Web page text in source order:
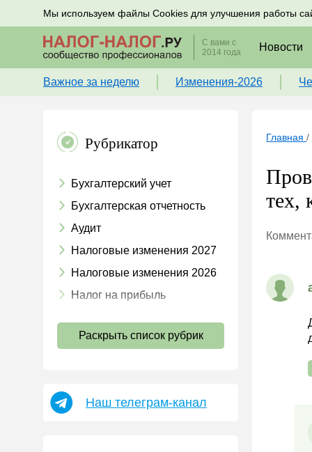
Мы используем файлы Cookies для улучшения работы
Подписывайтесь на новости по налогам, учету и
С вами с
2014 года
Новости
Важное за неделю Изменения-2026
Рубрикатор
Бухгалтерский учет
Бухгалтерская отчетность
Аудит
Налоговые изменения 2027
Налоговые изменения 2026
Налог на прибыль
Страховые взносы 2026
УСН
Раскрыть список рубрик
Наш телеграм-канал
Главная /
тех,